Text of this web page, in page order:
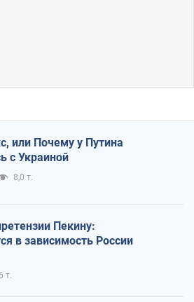
или Почему у Путина
с Украиной
8,0 т.
Пекину:
в зависимость России
т.